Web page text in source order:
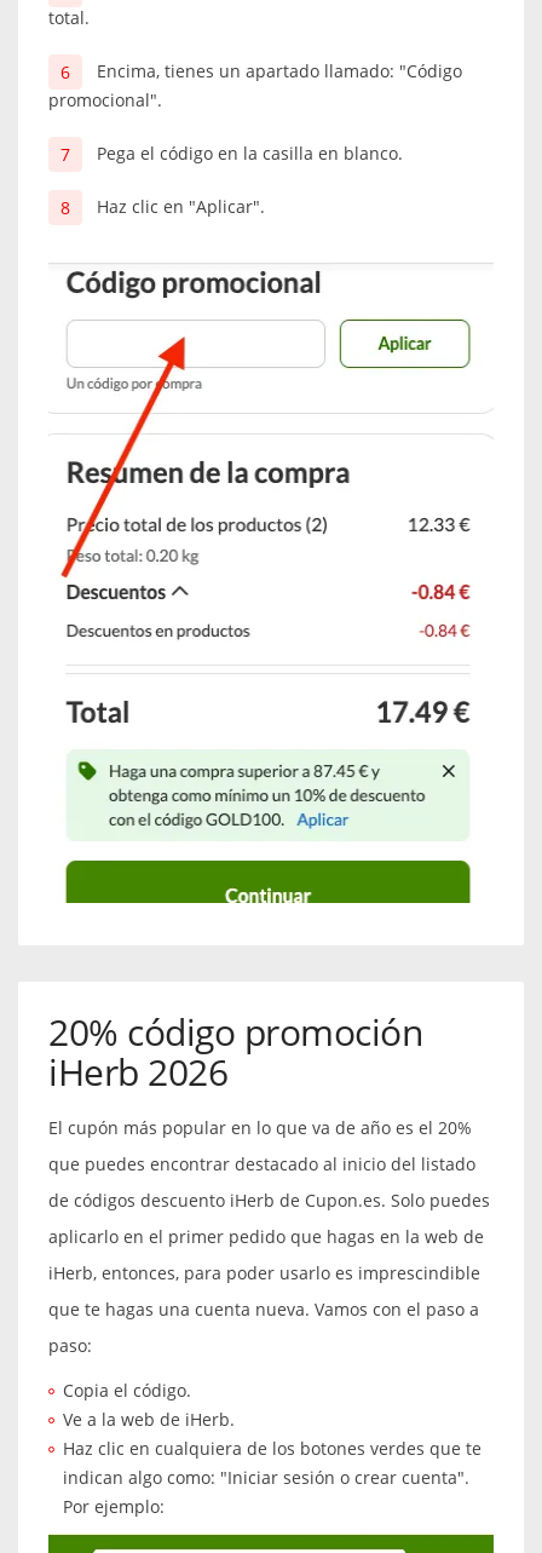
total.
Encima, tienes un apartado llamado: "Código
promocional".
Pega el código en la casilla en blanco.
Haz clic en "Aplicar".
20% código promoción
iHerb 2026
El cupón más popular en lo que va de año es el 20%
que puedes encontrar destacado al inicio del listado
de códigos descuento iHerb de Cupon.es. Solo puedes
aplicarlo en el primer pedido que hagas en la web de
iHerb, entonces, para poder usarlo es imprescindible
que te hagas una cuenta nueva. Vamos con el paso a
paso:
Copia el código.
Ve a la web de iHerb.
Haz clic en cualquiera de los botones verdes que te
indican algo como: "Iniciar sesión o crear cuenta".
Por ejemplo: